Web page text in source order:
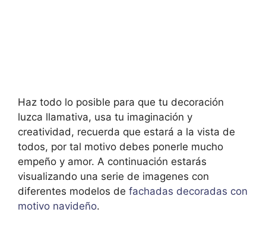
Haz todo lo posible para que tu decoración
luzca llamativa, usa tu imaginación y
creatividad, recuerda que estará a la vista de
todos, por tal motivo debes ponerle mucho
empeño y amor. A continuación estarás
visualizando una serie de imagenes con
diferentes modelos de fachadas decoradas con
motivo navideño.